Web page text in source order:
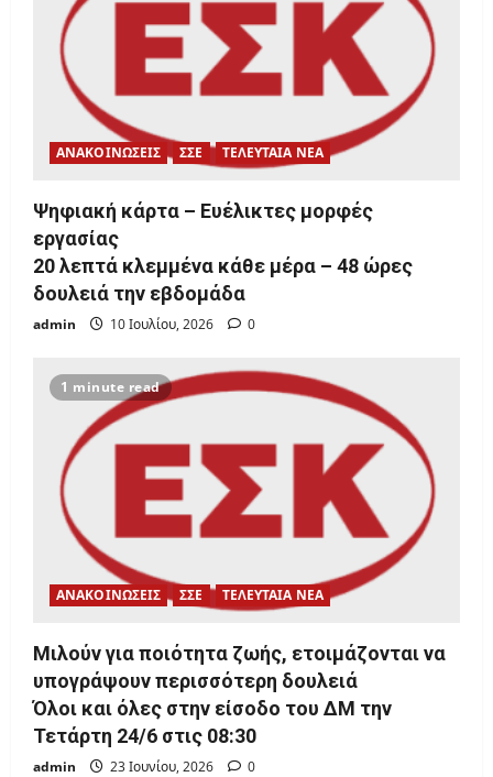
ΑΝΑΚΟΙΝΩΣΕΙΣ ΣΣΕ ΤΕΛΕΥΤΑΙΑ ΝΕΑ
Ψηφιακή κάρτα – Ευέλικτες μορφές
εργασίας
20 λεπτά κλεμμένα κάθε μέρα – 48 ώρες
δουλειά την εβδομάδα
admin 10 Ιουλίου, 2026 0
1 minute read
ΑΝΑΚΟΙΝΩΣΕΙΣ ΣΣΕ ΤΕΛΕΥΤΑΙΑ ΝΕΑ
Μιλούν για ποιότητα ζωής, ετοιμάζονται να
υπογράψουν περισσότερη δουλειά
Όλοι και όλες στην είσοδο του ΔΜ την
Τετάρτη 24/6 στις 08:30
admin 23 Ιουνίου, 2026 0